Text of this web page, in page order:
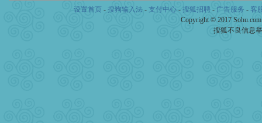
设置首页 - 搜狗输入法- 支付中心- 搜狐招聘- 广告服务 - 客
Copyright © 2017
搜狐不良信息